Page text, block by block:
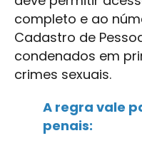
completo e ao
Cadastro de
condenados em
crimes sexuais.
A regra vale
penais: